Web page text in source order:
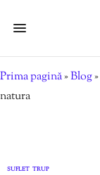
Prima pagină»Blog»
natura
SUFLET TRUP